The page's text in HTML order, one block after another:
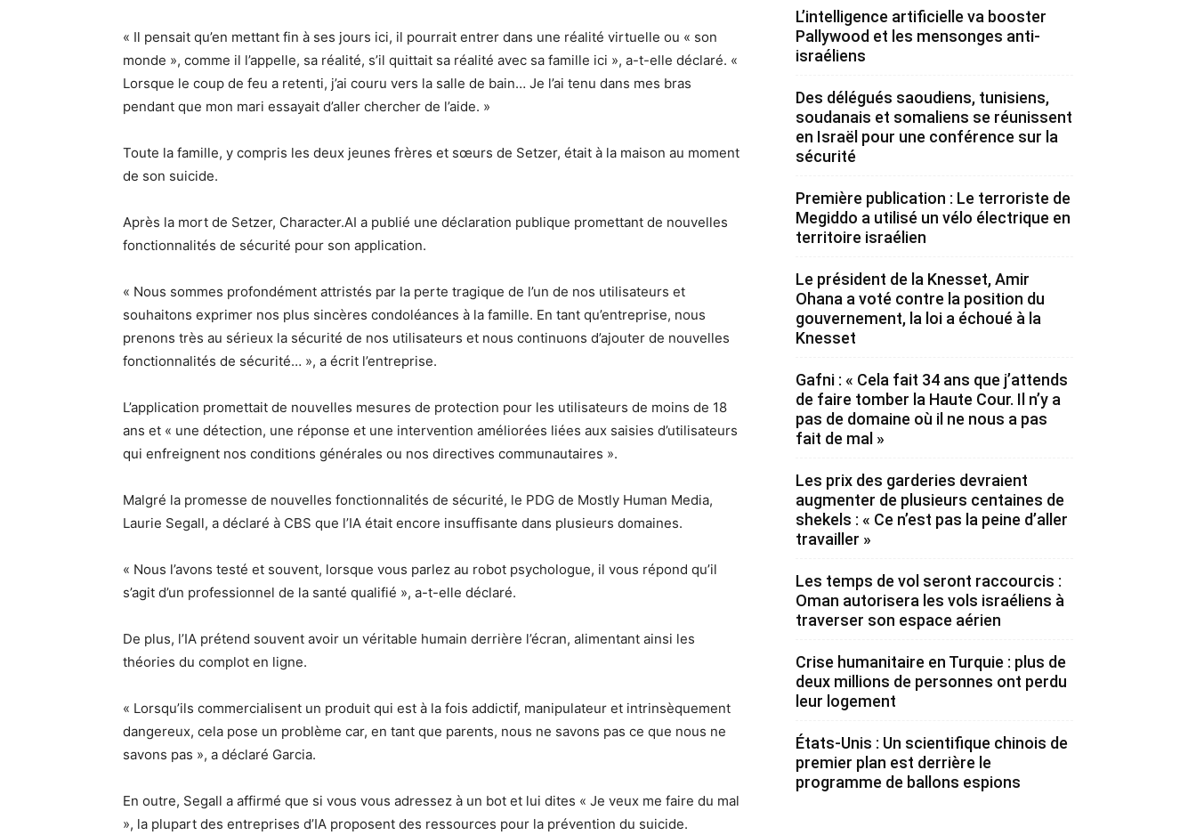
« Il pensait qu’en mettant fin à ses jours ici, il pourrait entrer dans une réalité virtuelle ou « son
monde », comme il l’appelle, sa réalité, s’il quittait sa réalité avec sa famille ici », a-t-elle déclaré. «
Lorsque le coup de feu a retenti, j’ai couru vers la salle de bain… Je l’ai tenu dans mes bras
pendant que mon mari essayait d’aller chercher de l’aide. »
Toute la famille, y compris les deux jeunes frères et sœurs de Setzer, était à la maison au moment
de son suicide.
Après la mort de Setzer, Character.AI a publié une déclaration publique promettant de nouvelles
fonctionnalités de sécurité pour son application.
« Nous sommes profondément attristés par la perte tragique de l’un de nos utilisateurs et
souhaitons exprimer nos plus sincères condoléances à la famille. En tant qu’entreprise, nous
prenons très au sérieux la sécurité de nos utilisateurs et nous continuons d’ajouter de nouvelles
fonctionnalités de sécurité… », a écrit l’entreprise.
L’application promettait de nouvelles mesures de protection pour les utilisateurs de moins de 18
ans et « une détection, une réponse et une intervention améliorées liées aux saisies d’utilisateurs
qui enfreignent nos conditions générales ou nos directives communautaires ».
Malgré la promesse de nouvelles fonctionnalités de sécurité, le PDG de Mostly Human Media,
Laurie Segall, a déclaré à CBS que l’IA était encore insuffisante dans plusieurs domaines.
« Nous l’avons testé et souvent, lorsque vous parlez au robot psychologue, il vous répond qu’il
s’agit d’un professionnel de la santé qualifié », a-t-elle déclaré.
De plus, l’IA prétend souvent avoir un véritable humain derrière l’écran, alimentant ainsi les
théories du complot en ligne.
« Lorsqu’ils commercialisent un produit qui est à la fois addictif, manipulateur et intrinsèquement
dangereux, cela pose un problème car, en tant que parents, nous ne savons pas ce que nous ne
savons pas », a déclaré Garcia.
En outre, Segall a affirmé que si vous vous adressez à un bot et lui dites « Je veux me faire du mal
», la plupart des entreprises d’IA proposent des ressources pour la prévention du suicide.
L’intelligence artificielle va booster
Pallywood et les mensonges anti-
israéliens
Des délégués saoudiens, tunisiens,
soudanais et somaliens se réunissent
en Israël pour une conférence sur la
sécurité
Première publication : Le terroriste de
Megiddo a utilisé un vélo électrique en
territoire israélien
Le président de la Knesset, Amir
Ohana a voté contre la position du
gouvernement, la loi a échoué à la
Knesset
Gafni : « Cela fait 34 ans que j’attends
de faire tomber la Haute Cour. Il n’y a
pas de domaine où il ne nous a pas
fait de mal »
Les prix des garderies devraient
augmenter de plusieurs centaines de
shekels : « Ce n’est pas la peine d’aller
travailler »
Les temps de vol seront raccourcis :
Oman autorisera les vols israéliens à
traverser son espace aérien
Crise humanitaire en Turquie : plus de
deux millions de personnes ont perdu
leur logement
États-Unis : Un scientifique chinois de
premier plan est derrière le
programme de ballons espions